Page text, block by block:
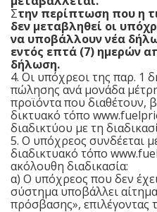
Στην περίπτωση που η
δεν μεταβληθεί οι
να υποβάλλουν νέα
εντός επτά (7) ημερών
δήλωση.
4. Οι υπόχρεοι της παρ. 1
πώλησης ανά μονάδα
προϊόντα που διαθέτουν,
δικτυακό τόπο
διαδικτύου με τη
5. Ο υπόχρεος συνδέεται
διαδικτυακό τόπο
ακόλουθη διαδικασία:
α) Ο υπόχρεος που δεν
σύστημα υποβάλλει
πρόσβασης», επιλέγοντας